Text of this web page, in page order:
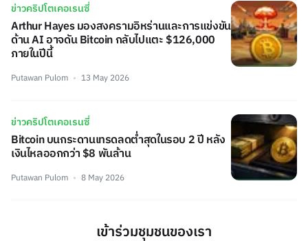
ข่าวคริปโตเคอเรนซี่
Arthur Hayes มองสงครามอิหร่านและการแข่งขัน
ด้าน AI อาจดัน Bitcoin กลับไปแตะ $126,000
ภายในปีนี้
Putawan Pulom 13 May 2026
ข่าวคริปโตเคอเรนซี่
Bitcoin บนกระดานเทรดลดต่ำสุดในรอบ 2 ปี หลัง
เงินไหลออกกว่า $8 พันล้าน
Putawan Pulom 8 May 2026
เข้าร่วมชุมชนของเรา